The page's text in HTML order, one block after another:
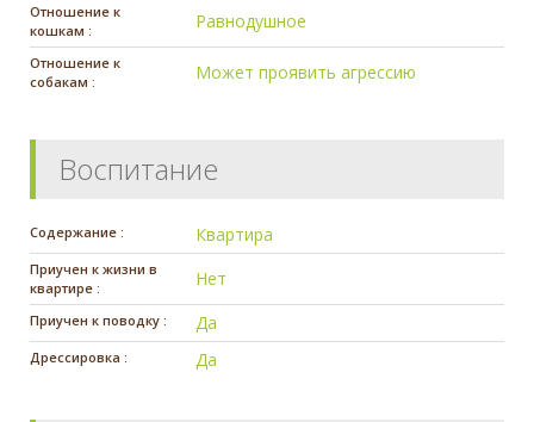
Отношение к
кошкам :
Равнодушное
Отношение к
собакам :
Может проявить агрессию
Воспитание
Содержание : Квартира
Приучен к жизни в
квартире :
Нет
Приучен к поводку : Да
Дрессировка : Да